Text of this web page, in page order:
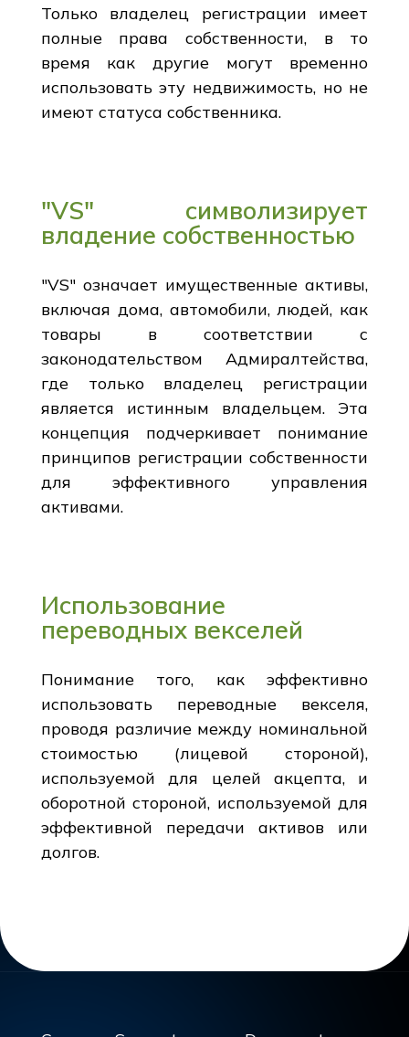
Только владелец регистрации имеет
полные права собственности, в то
время как другие могут временно
использовать эту недвижимость, но не
имеют статуса собственника.
"VS" символизирует
владение собственностью
"VS" означает имущественные активы,
включая дома, автомобили, людей, как
товары в соответствии с
законодательством Адмиралтейства,
где только владелец регистрации
является истинным владельцем. Эта
концепция подчеркивает понимание
принципов регистрации собственности
для эффективного управления
активами.
Использование
переводных векселей
Понимание того, как эффективно
использовать переводные векселя,
проводя различие между номинальной
стоимостью (лицевой стороной),
используемой для целей акцепта, и
оборотной стороной, используемой для
эффективной передачи активов или
долгов.